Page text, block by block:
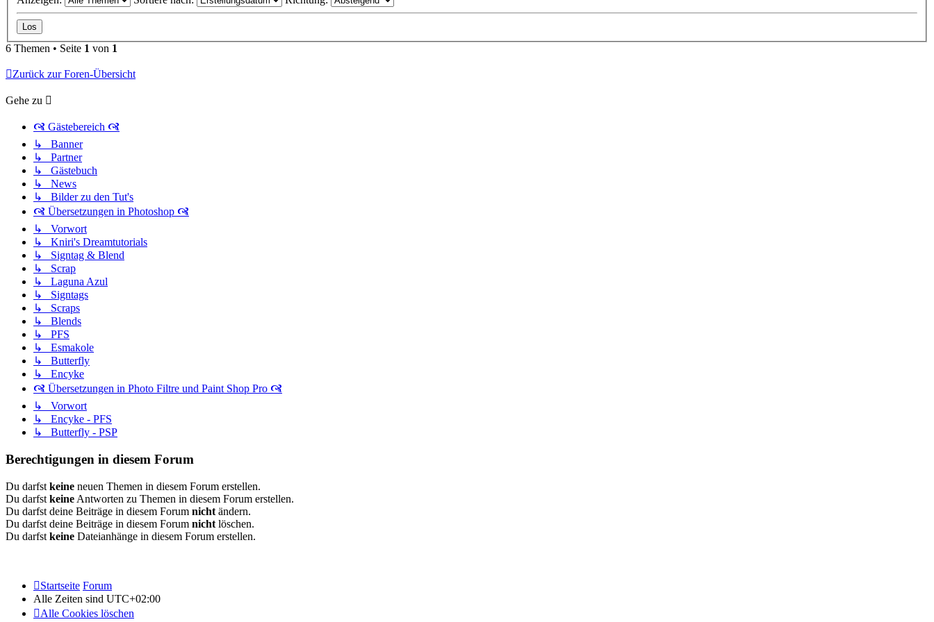
6 Themen • Seite 1 von 1
Zurück zur Foren-Übersicht
Gehe zu
🙧 Gästebereich 🙧
↳ Banner
↳ Partner
↳ Gästebuch
↳ News
↳ Bilder zu den Tut's
🙧 Übersetzungen in Photoshop 🙧
↳ Vorwort
↳ Kniri's Dreamtutorials
↳ Signtag & Blend
↳ Scrap
↳ Laguna Azul
↳ Signtags
↳ Scraps
↳ Blends
↳ PFS
↳ Esmakole
↳ Butterfly
↳ Encyke
🙧 Übersetzungen in Photo Filtre und Paint Shop Pro 🙧
↳ Vorwort
↳ Encyke - PFS
↳ Butterfly - PSP
Berechtigungen in diesem Forum
Du darfst keine neuen Themen in diesem Forum erstellen.
Du darfst keine Antworten zu Themen in diesem Forum erstellen.
Du darfst deine Beiträge in diesem Forum nicht ändern.
Du darfst deine Beiträge in diesem Forum nicht löschen.
Du darfst keine Dateianhänge in diesem Forum erstellen.
Startseite Forum
Alle Zeiten sind UTC+02:00
Alle Cookies löschen